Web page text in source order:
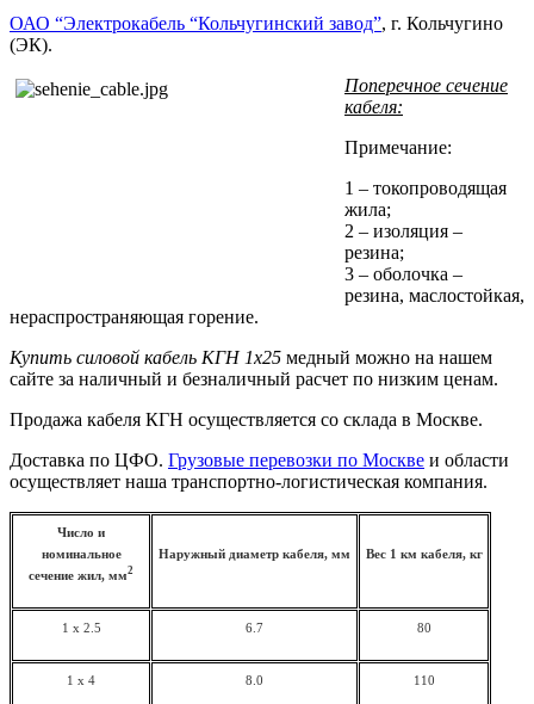
ОАО “Электрокабель “Кольчугинский завод”, г. Кольчугино
(ЭК).
Поперечное сечение
кабеля:
Примечание:
1 – токопроводящая
жила;
2 – изоляция –
резина;
3 – оболочка –
резина, маслостойкая,
нераспространяющая горение.
Купить силовой кабель КГН 1х25 медный можно на нашем
сайте за наличный и безналичный расчет по низким ценам.
Продажа кабеля КГН осуществляется со склада в Москве.
Доставка по ЦФО. Грузовые перевозки по Москве и области
осуществляет наша транспортно-логистическая компания.
Число и
номинальное
сечение жил, мм2
Наружный диаметр кабеля, мм Вес 1 км кабеля, кг
1 x 2.5 6.7 80
1 x 4 8.0 110